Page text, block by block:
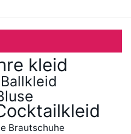
kleid
Ballkleid
Brautschuhe